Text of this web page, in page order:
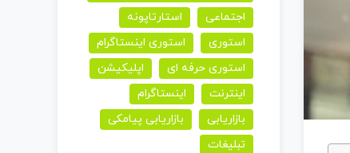
اجتماعی
استارتاپونه
استوری
استوری اینستاگرام
استوری حرفه ای
اپلیکیشن
اینترنت
اینستاگرام
بازاریابی
بازاریابی پیامکی
تبلیغات